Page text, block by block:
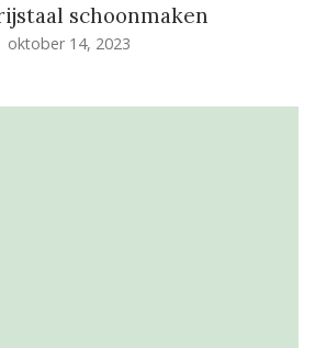
schoonmaken
oktober 14, 2023